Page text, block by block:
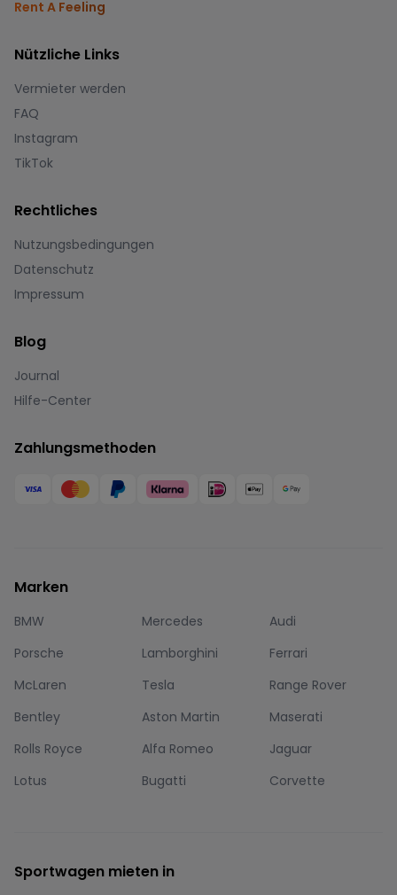
Rent A Feeling
Nützliche Links
Vermieter werden
FAQ
Instagram
TikTok
Rechtliches
Nutzungsbedingungen
Datenschutz
Impressum
Blog
Journal
Hilfe-Center
Zahlungsmethoden
Marken
BMW Mercedes
Audi
Porsche
Lamborghini
Ferrari
McLaren
Tesla
Range Rover
Bentley
Aston Martin
Maserati
Rolls Royce
Alfa Romeo
Jaguar
Lotus
Bugatti Corvette
Sportwagen mieten in